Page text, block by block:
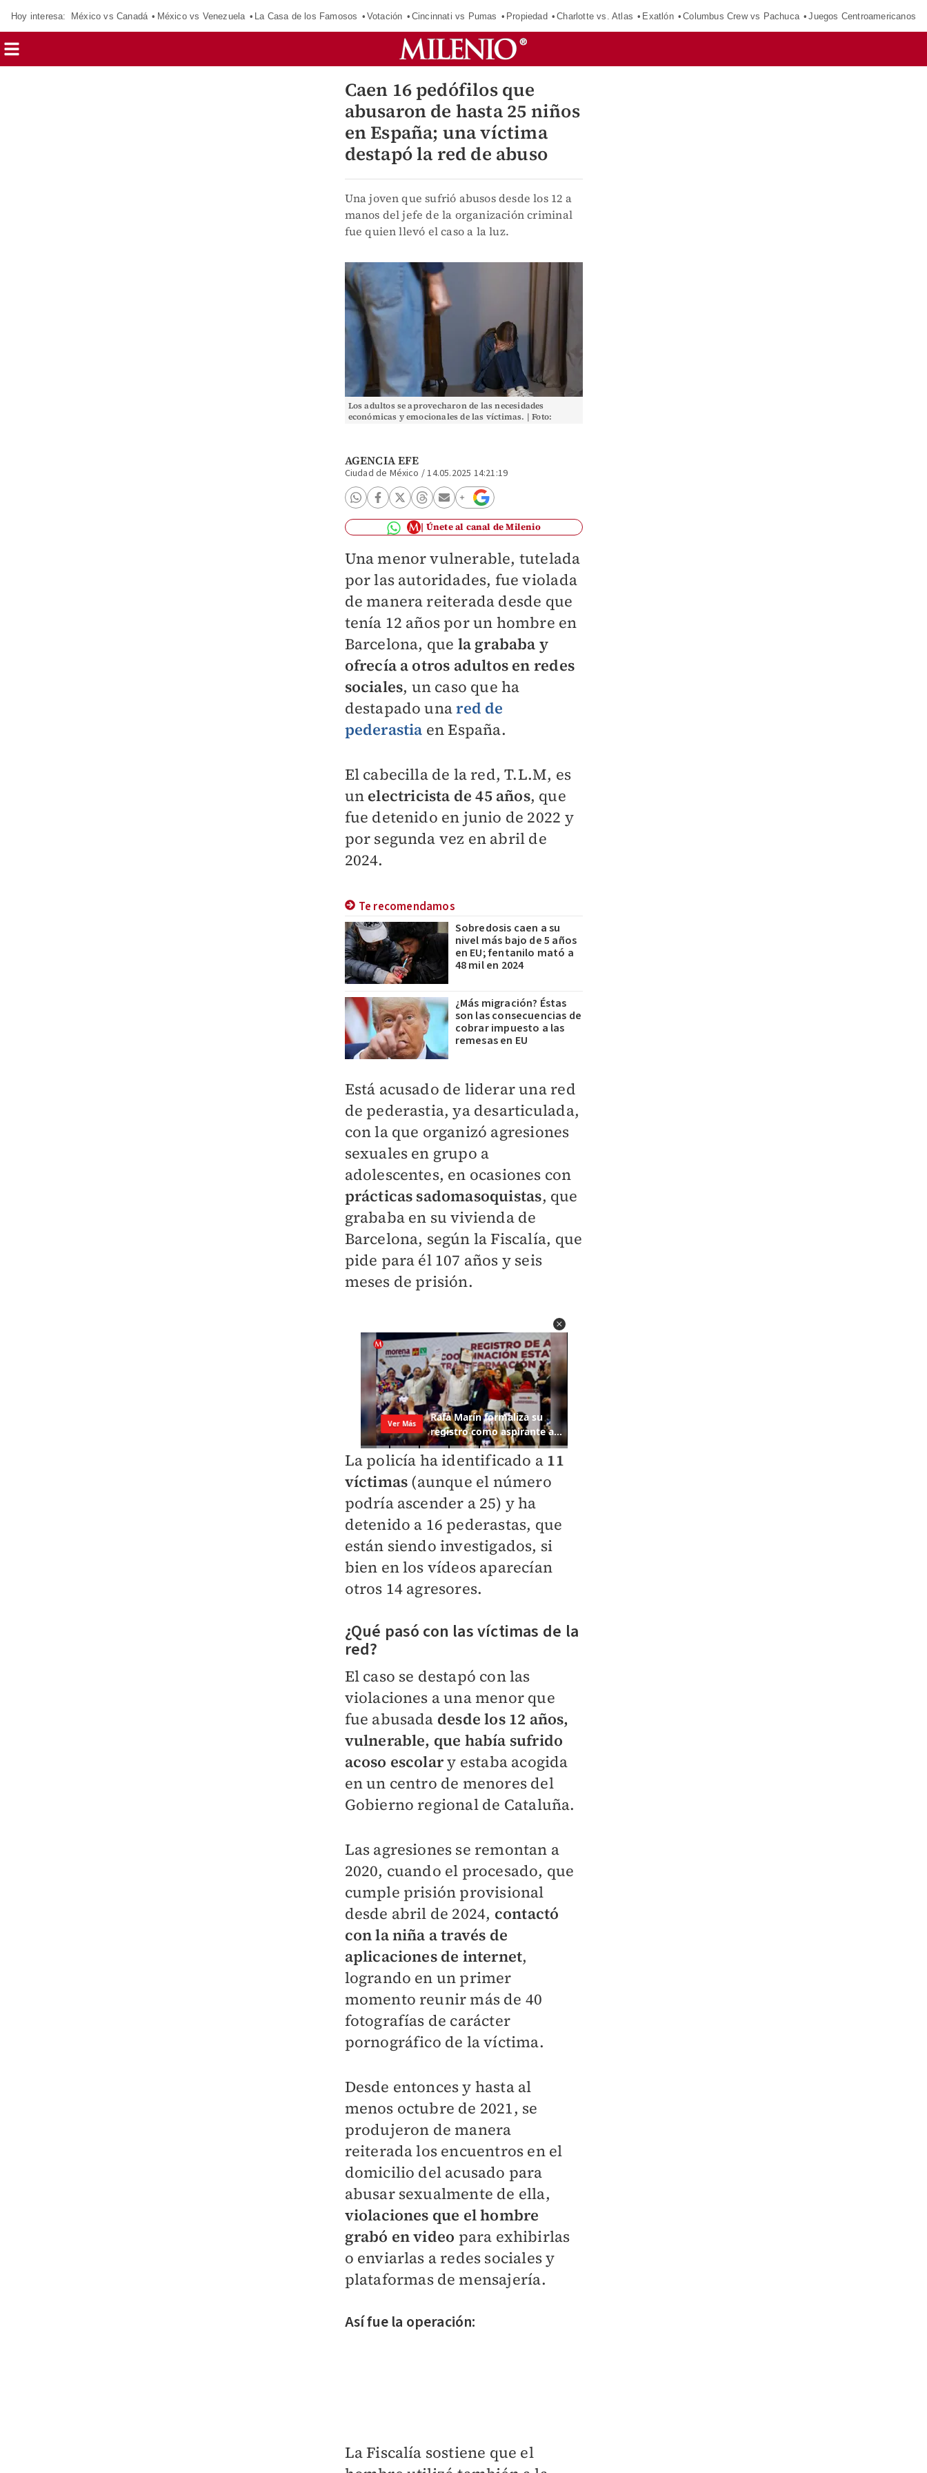
Hoy interesa: México vs Canadá México vs Venezuela La Casa de los Famosos Votación Cincinnati vs Pumas Propiedad Charlotte vs. Atlas Exatlón Columbus Crew vs Pachuca Juegos Centroamericanos
Caen 16 pedófilos que
abusaron de hasta 25 niños
en España; una víctima
destapó la red de abuso
Una joven que sufrió abusos desde los 12 a
manos del jefe de la organización criminal
fue quien llevó el caso a la luz.
Los adultos se aprovecharon de las necesidades
económicas y emocionales de las víctimas. | Foto:
AGENCIA EFE
Ciudad de México /14.05.2025 14:21:19
Únete al canal de Milenio
Una menor vulnerable, tutelada
por las autoridades, fue violada
de manera reiterada desde que
tenía 12 años por un hombre en
Barcelona, que la grababa y
ofrecía a otros adultos en redes
sociales, un caso que ha
destapado unared de
pederastia en España.
El cabecilla de la red, T.L.M, es
un electricista de 45 años, que
fue detenido en junio de 2022 y
por segunda vez en abril de
2024.
Te recomendamos
Sobredosis caen a su
nivel más bajo de 5 años
en EU; fentanilo mató a
48 mil en 2024
¿Más migración? Éstas
son las consecuencias de
cobrar impuesto a las
remesas en EU
Está acusado de liderar una red
de pederastia, ya desarticulada,
con la que organizó agresiones
sexuales en grupo a
adolescentes, en ocasiones con
prácticas sadomasoquistas, que
grababa en su vivienda de
Barcelona, según la Fiscalía, que
pide para él 107 años y seis
meses de prisión.
La policía ha identificado a 11
víctimas (aunque el número
podría ascender a 25) y ha
detenido a 16 pederastas, que
están siendo investigados, si
bien en los vídeos aparecían
otros 14 agresores.
¿Qué pasó con las víctimas de la
red?
El caso se destapó con las
violaciones a una menor que
fue abusada desde los 12 años,
vulnerable, que había sufrido
acoso escolary estaba acogida
en un centro de menores del
Gobierno regional de Cataluña.
Las agresiones se remontan a
2020, cuando el procesado, que
cumple prisión provisional
desde abril de 2024, contactó
con la niña a través de
aplicaciones de internet,
logrando en un primer
momento reunir más de 40
fotografías de carácter
pornográfico de la víctima.
Desde entonces y hasta al
menos octubre de 2021, se
produjeron de manera
reiterada los encuentros en el
domicilio del acusado para
abusar sexualmente de ella,
violaciones que el hombre
grabó en video para exhibirlas
o enviarlas a redes sociales y
plataformas de mensajería.
Así fue la operación:
La Fiscalía sostiene que el